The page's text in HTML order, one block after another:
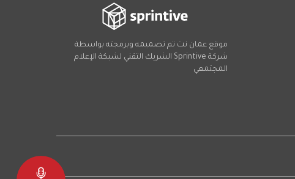
موقع عمان نت تم تصميمه وبرمجته بواسطة
شركة Sprintive الشريك التقني لشبكة الإعلام
المجتمعي